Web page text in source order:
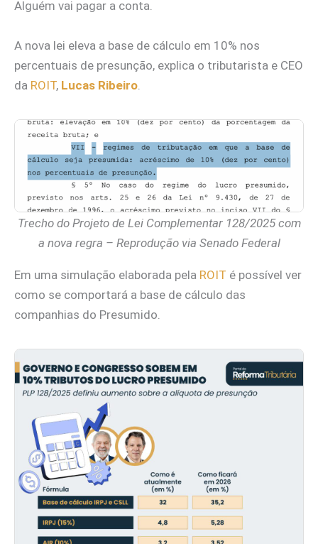
Alguém vai pagar a conta.
A nova lei eleva a base de cálculo em 10% nos
percentuais de presunção, explica o tributarista e CEO
da ROIT, Lucas Ribeiro
Trecho do Projeto de Lei Complementar 128/2025 com
a nova regra – Reprodução via Senado Federal
Em uma simulação elaborada pela ROIT é possível ver
como se comportará a base de cálculo das
companhias do Presumido.